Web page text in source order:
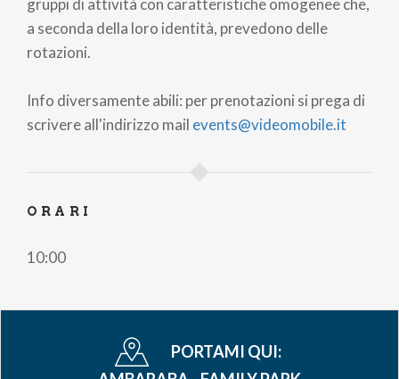
gruppi di attività con caratteristiche omogenee che,
a seconda della loro identità, prevedono delle
rotazioni.
Info diversamente abili: per prenotazioni si prega di
scrivere all'indirizzo mail events@videomobile.it
ORARI
10:00
PORTAMI QUI: